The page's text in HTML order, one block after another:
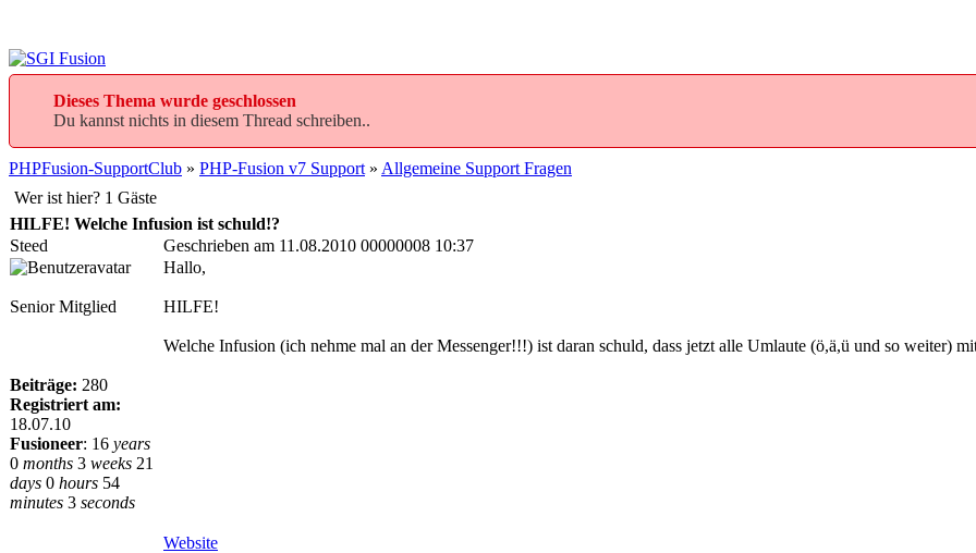
Dieses Thema wurde geschlossen
Du kannst nichts in diesem Thread schreiben..
PHPFusion-SupportClub » PHP-Fusion v7 Support » Allgemeine Support Fragen
Wer ist hier? 1 Gäste
HILFE! Welche Infusion ist schuld!?
Steed
Geschrieben am 11.08.2010 00000008 10:37
Senior Mitglied
Beiträge: 280
Registriert am:
18.07.10
Fusioneer: 16 years
0 months 3 weeks 21
days 0 hours 54
minutes 3 seconds
Hallo,
HILFE!
Welche Infusion (ich nehme mal an der Messenger!!!) ist daran schuld, dass jetzt alle Umlaute (ö,ä,ü und so weiter)
Website